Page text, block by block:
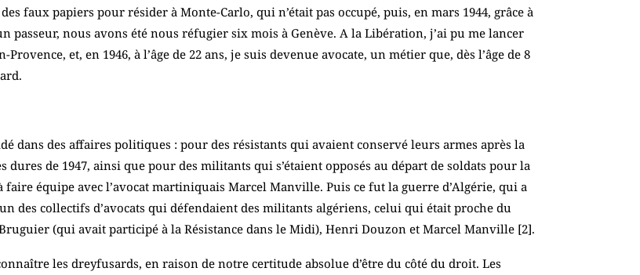
faux papiers pour résider à Monte-Carlo, qui n’était pas occupé, puis, en mars 1944, grâce à
passeur, nous avons été nous réfugier six mois à Genève. A la Libération, j’ai pu me lancer
et, en 1946, à l’âge de 22 ans, je suis devenue avocate, un métier que, dès l’âge de 8
dans des affaires politiques : pour des résistants qui avaient conservé leurs armes après la
de 1947, ainsi que pour des militants qui s’étaient opposés au départ de soldats pour la
faire équipe avec l’avocat martiniquais Marcel Manville. Puis ce fut la guerre d’Algérie, qui a
des collectifs d’avocats qui défendaient des militants algériens, celui qui était proche du
(qui avait participé à la Résistance dans le Midi), Henri Douzon et Marcel Manville [2].
les dreyfusards, en raison de notre certitude absolue d’être du côté du droit. Les